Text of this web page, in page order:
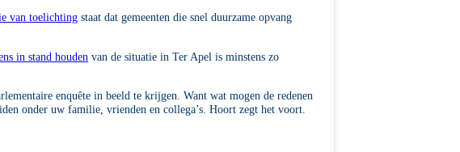
van toelichting staat dat gemeenten die snel duurzame opvang
in stand houden van de situatie in Ter Apel is minstens zo
enquête in beeld te krijgen. Want wat mogen de redenen
onder uw familie, vrienden en collega’s. Hoort zegt het voort.